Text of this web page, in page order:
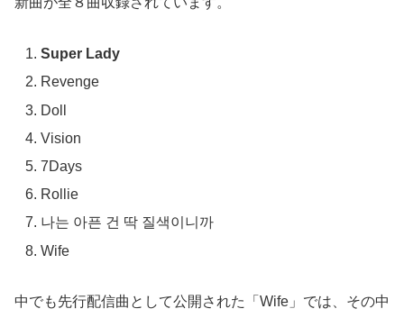
Super Lady
Revenge
Doll
Vision
7Days
Rollie
나는 아픈 건 딱 질색이니까
Wife
中でも先行配信曲として公開された「Wife」では、その中